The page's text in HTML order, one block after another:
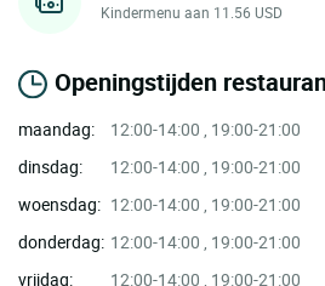
Kindermenu aan 11.56 USD
Openingstijden
maandag:
12:00-14:00 , 19:00-21:00
dinsdag:
12:00-14:00 , 19:00-21:00
woensdag: 12:00-14:00 , 19:00-21:00
donderdag: 12:00-14:00 , 19:00-21:00
vrijdag:
12:00-14:00 , 19:00-21:00